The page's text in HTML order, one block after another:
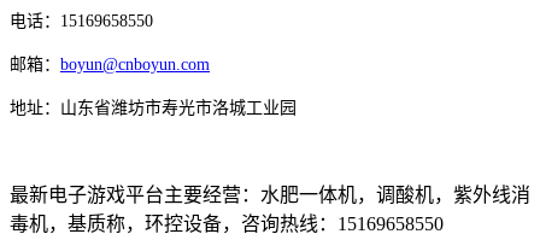
电话：15169658550
邮箱： boyun@cnboyun.com
地址：山东省潍坊市寿光市洛城工业园
最新电子游戏平台主要经营：水肥一体机，调酸机，紫外线消
毒机，基质称，环控设备，咨询热线：15169658550